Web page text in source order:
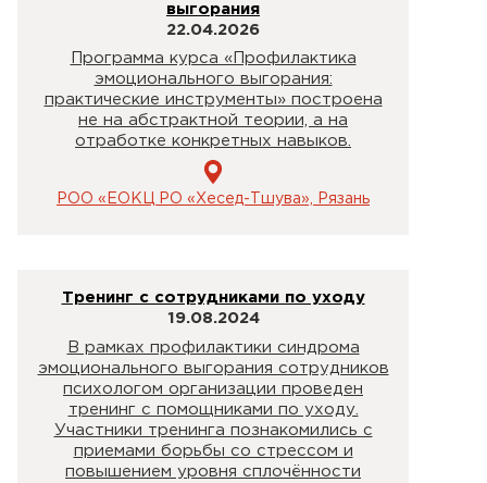
выгорания
22.04.2026
Программа курса «Профилактика
эмоционального выгорания:
практические инструменты» построена
не на абстрактной теории, а на
отработке конкретных навыков.
РОО «ЕОКЦ РО «Хесед-Тшува», Рязань
Тренинг с сотрудниками по уходу
19.08.2024
В рамках профилактики синдрома
эмоционального выгорания сотрудников
психологом организации проведен
тренинг с помощниками по уходу.
Участники тренинга познакомились с
приемами борьбы со стрессом и
повышением уровня сплочённости